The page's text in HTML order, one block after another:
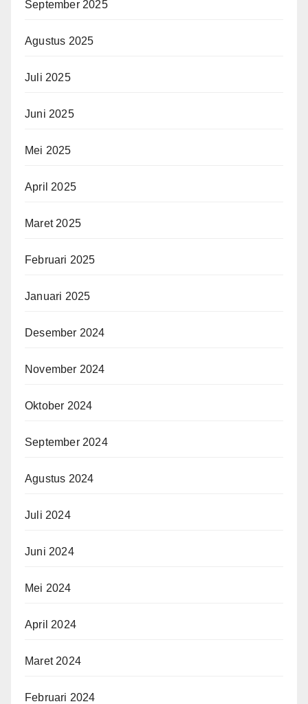
September 2025
Agustus 2025
Juli 2025
Juni 2025
Mei 2025
April 2025
Maret 2025
Februari 2025
Januari 2025
Desember 2024
November 2024
Oktober 2024
September 2024
Agustus 2024
Juli 2024
Juni 2024
Mei 2024
April 2024
Maret 2024
Februari 2024